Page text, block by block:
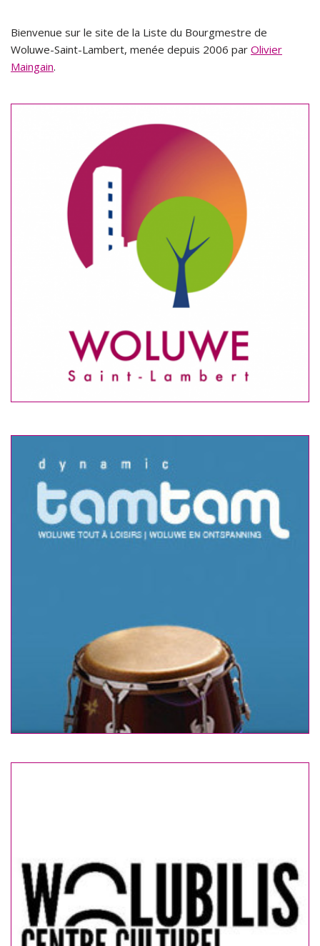
Bienvenue sur le site de la Liste du Bourgmestre de
Woluwe-Saint-Lambert, menée depuis 2006 par Olivier
Maingain.